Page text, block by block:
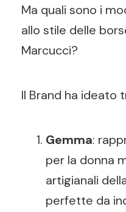
Ma quali sono i
allo stile delle
Marcucci?
Il Brand ha ideato
Gemma:
per la donna
artigianali
perfette da